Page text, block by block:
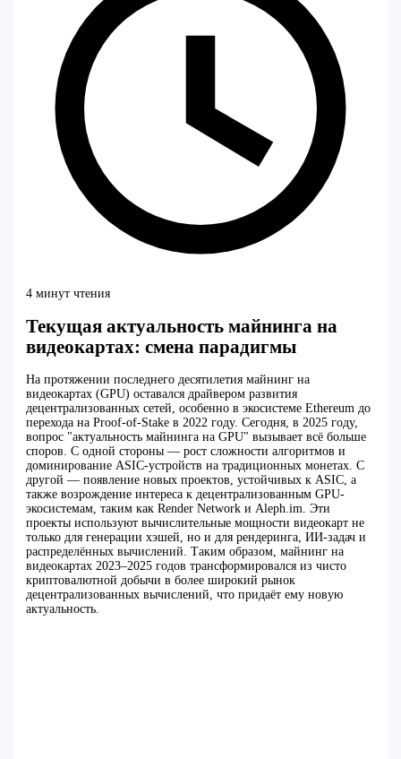
4 минут чтения
Текущая актуальность майнинга на
видеокартах: смена парадигмы
На протяжении последнего десятилетия майнинг на
видеокартах (GPU) оставался драйвером развития
децентрализованных сетей, особенно в экосистеме Ethereum до
перехода на Proof-of-Stake в 2022 году. Сегодня, в 2025 году,
вопрос "актуальность майнинга на GPU" вызывает всё больше
споров. С одной стороны — рост сложности алгоритмов и
доминирование ASIC-устройств на традиционных монетах. С
другой — появление новых проектов, устойчивых к ASIC, а
также возрождение интереса к децентрализованным GPU-
экосистемам, таким как Render Network и Aleph.im. Эти
проекты используют вычислительные мощности видеокарт не
только для генерации хэшей, но и для рендеринга, ИИ-задач и
распределённых вычислений. Таким образом, майнинг на
видеокартах 2023–2025 годов трансформировался из чисто
криптовалютной добычи в более широкий рынок
децентрализованных вычислений, что придаёт ему новую
актуальность.